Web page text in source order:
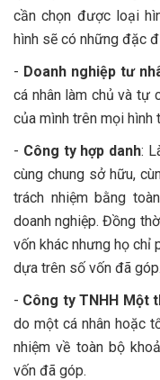
cần chọn được loại
hình sẽ có những đặc
- Doanh nghiệp tư
cá nhân làm chủ và tự
của mình trên mọi hình
- Công ty hợp danh:
cùng chung sở hữu,
trách nhiệm bằng
doanh nghiệp. Đồng
vốn khác nhưng họ chỉ
dựa trên số vốn đã góp.
- Công ty TNHH Một
do một cá nhân hoặc
nhiệm về toàn bộ
vốn đã góp.